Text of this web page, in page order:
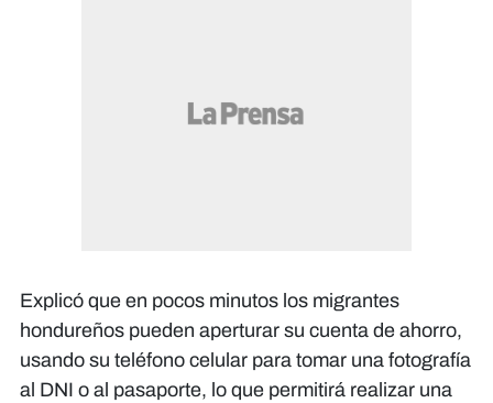
Explicó que en pocos minutos los migrantes
hondureños pueden aperturar su cuenta de ahorro,
usando su teléfono celular para tomar una fotografía
al DNI o al pasaporte, lo que permitirá realizar una